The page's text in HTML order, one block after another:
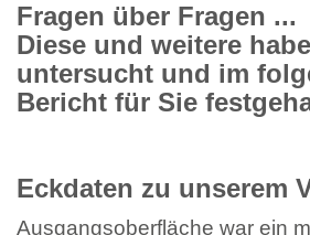
Fragen über Fragen ...
Diese und weitere
untersucht und im
Bericht für Sie
Eckdaten zu unserem
Ausgangsoberfläche war ein